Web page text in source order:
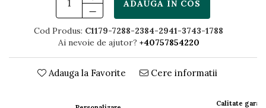
ADAUGA IN COS
Cod Produs: C1179-7288-2384-2941-3743-1788
Ai nevoie de ajutor? +40757854220
Adauga la Favorite Cere informatii
Calitate